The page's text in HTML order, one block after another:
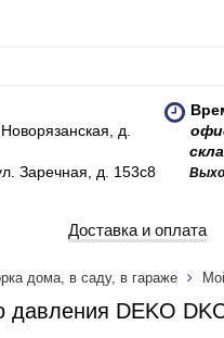
д.
Заречная, д. 153с8
Доставка и оплата
дома, в саду, в гараже
давления DEKO